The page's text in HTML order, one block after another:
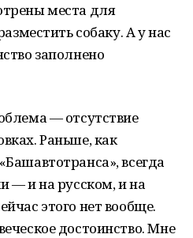
места для
собаку. А у нас
заполнено
— отсутствие
Раньше, как
всегда
— и на русском, и на
этого нет вообще.
достоинство. Мне